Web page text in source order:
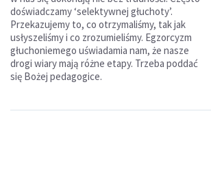
doświadczamy ‘selektywnej głuchoty’.
Przekazujemy to, co otrzymaliśmy, tak jak
usłyszeliśmy i co zrozumieliśmy. Egzorcyzm
głuchoniemego uświadamia nam, że nasze
drogi wiary mają różne etapy. Trzeba poddać
się Bożej pedagogice.